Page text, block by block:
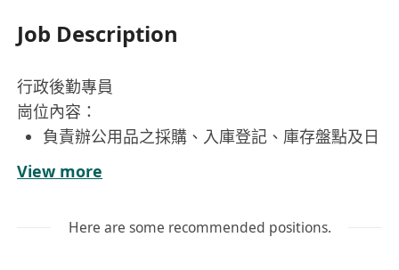
Job Description
行政後勤專員
崗位內容：
負責辦公用品之採購、入庫登記、庫存盤點及日
維護辦公環境整潔與設備正常運作，統籌聯繫物
器、傢俱等設施之保養與故障報修。
View more
Here are some recommended positions.